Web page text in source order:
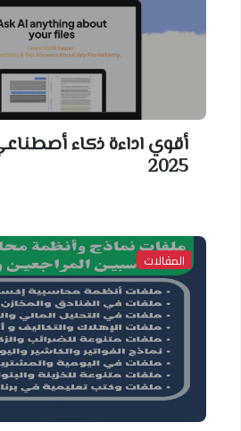
أقوي اداءة ذكاء
2025
المقالات